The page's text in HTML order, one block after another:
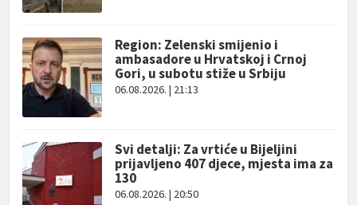
Region: Zelenski smijenio i
ambasadore u Hrvatskoj i Crnoj
Gori, u subotu stiže u Srbiju
06.08.2026. | 21:13
Svi detalji: Za vrtiće u Bijeljini
prijavljeno 407 djece, mjesta ima za
130
06.08.2026. | 20:50